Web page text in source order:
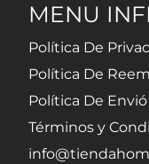
MENU
Política De
Política De
Política De Envió
Términos y